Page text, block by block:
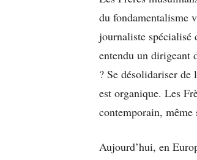
du fondamentalisme
journaliste spécialisé
entendu un dirigeant
? Se désolidariser
est organique. Les
contemporain, même
Aujourd’hui, en